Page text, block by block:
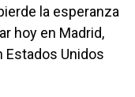
la esperanza
hoy en Madrid,
Estados Unidos